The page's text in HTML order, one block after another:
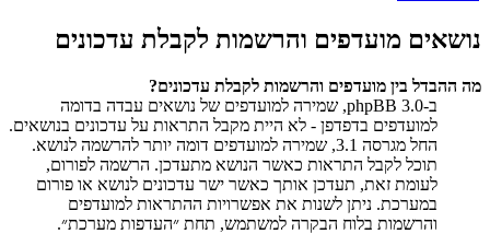
נושאים מועדפים והרשמות לקבלת עדכונים
מה ההבדל בין מועדפים והרשמות לקבלת עדכונים?
ב-phpBB 3.0, שמירה למועדפים של נושאים עבדה בדומה
למועדפים בדפדפן - לא היית מקבל התראות על עדכונים בנושאים.
החל מגרסה 3.1, שמירה למועדפים דומה יותר להרשמה לנושא.
תוכל לקבל התראות כאשר הנושא מתעדכן. הרשמה לפורום,
לעומת זאת, תעדכן אותך כאשר ישר עדכונים לנושא או פורום
במערכת. ניתן לשנות את אפשרויות ההתראות למועדפים
והרשמות בלוח הבקרה למשתמש, תחת ״העדפות מערכת״.